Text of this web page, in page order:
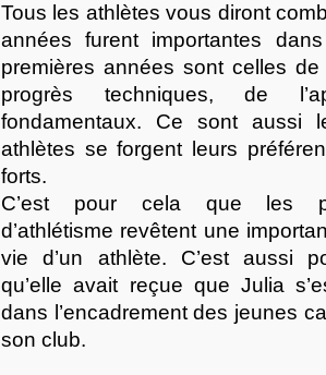
Tous les athlètes vous diront
années furent importantes
premières années sont celles
progrès techniques, de
fondamentaux. Ce sont aussi
athlètes se forgent leurs
forts.
C’est pour cela que les
d’athlétisme revêtent une
vie d’un athlète. C’est aussi
qu’elle avait reçue que Julia
dans l’encadrement des jeunes
son club.